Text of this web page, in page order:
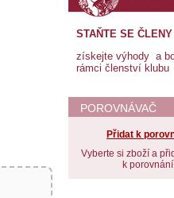
STAŇTE SE
získejte výhody a
rámci členství klubu
POROVNÁVAČ
Přidat k
Vyberte si zboží a
k porovnání